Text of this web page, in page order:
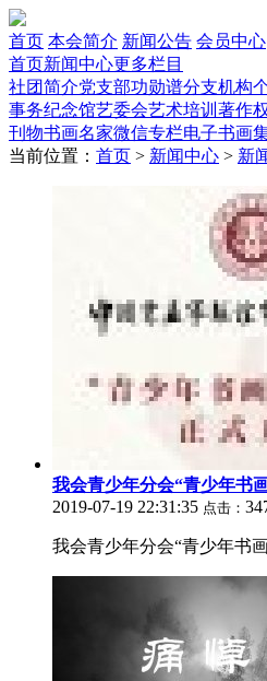
首页 本会简介 新闻公告 会员中心
首页新闻中心更多栏目
社团简介党支部功勋谱分支机构
事务纪念馆艺委会艺术培训 著作
刊物书画名家微信专栏电子书画
当前位置： 首页 > 新闻中心 > 新
我会青少年分会“青少年书
2019-07-19 22:31:35 点击：
我会青少年分会“青少年书